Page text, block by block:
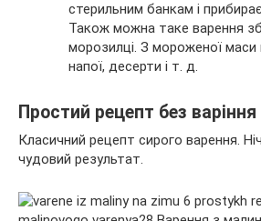
стерильним банкам і
Також можна таке варення
морозилці. З мороженої
напої, десерти і т. д.
Простий рецепт без варіння
Класичний рецепт сирого варення.
чудовий результат.